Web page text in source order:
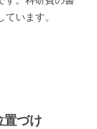
います。
置づけ